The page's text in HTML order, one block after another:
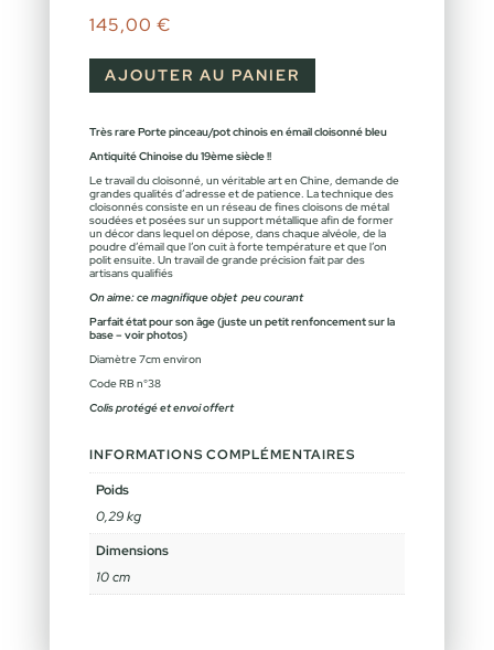
145,00 €
AJOUTER AU PANIER
Très rare Porte pinceau/pot chinois en émail cloisonné bleu
Antiquité Chinoise du 19ème siècle !!
Le travail du cloisonné, un véritable art en Chine, demande de
grandes qualités d’adresse et de patience. La technique des
cloisonnés consiste en un réseau de fines cloisons de métal
soudées et posées sur un support métallique afin de former
un décor dans lequel on dépose, dans chaque alvéole, de la
poudre d’émail que l’on cuit à forte température et que l’on
polit ensuite. Un travail de grande précision fait par des
artisans qualifiés
On aime: ce magnifique objet peu courant
Parfait état pour son âge (juste un petit renfoncement sur la
base – voir photos)
Diamètre 7cm environ
Code RB n°38
Colis protégé et envoi offert
INFORMATIONS COMPLÉMENTAIRES
Poids
0,29 kg
Dimensions
10 cm